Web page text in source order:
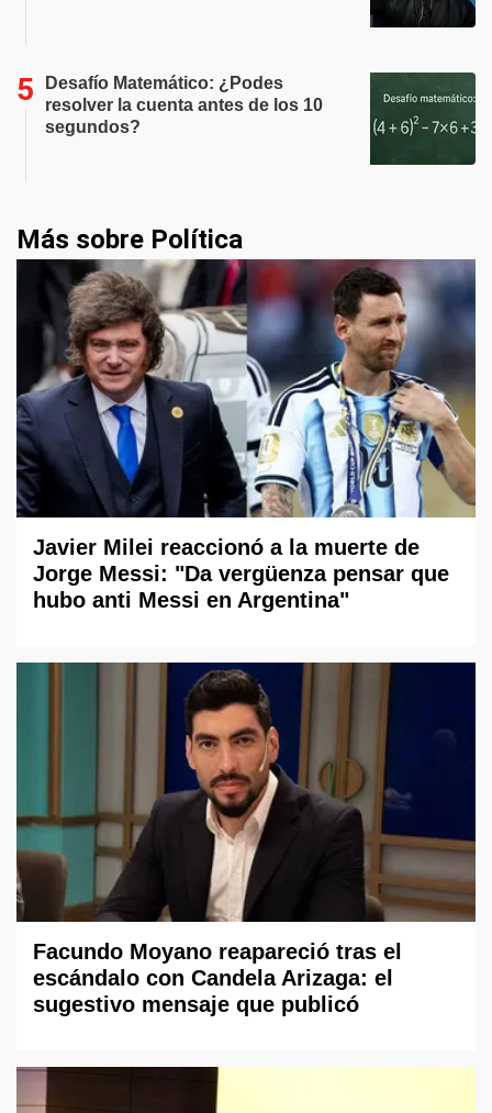
Desafío Matemático: ¿Podes
resolver la cuenta antes de los 10
segundos?
Más sobre Política
Javier Milei reaccionó a la muerte de
Jorge Messi: "Da vergüenza pensar que
hubo anti Messi en Argentina"
Facundo Moyano reapareció tras el
escándalo con Candela Arizaga: el
sugestivo mensaje que publicó